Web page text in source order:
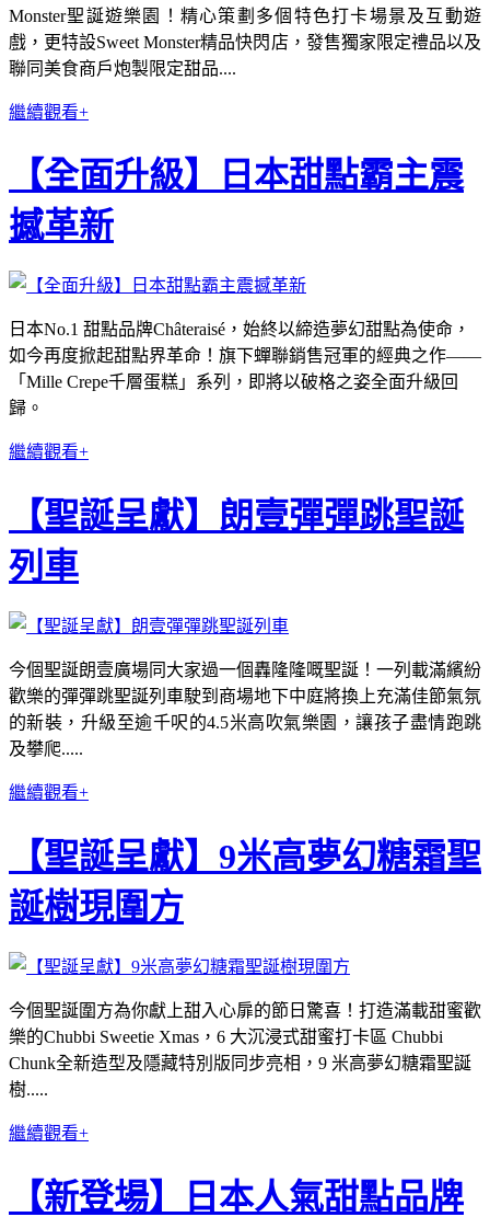
Monster聖誕遊樂園！精心策劃多個特色打卡場景及互動遊
戲，更特設Sweet Monster精品快閃店，發售獨家限定禮品以及
聯同美食商戶炮製限定甜品....
繼續觀看+
【全面升級】日本甜點霸主震
撼革新
日本No.1 甜點品牌Châteraisé，始終以締造夢幻甜點為使命，
如今再度掀起甜點界革命！旗下蟬聯銷售冠軍的經典之作——
「Mille Crepe千層蛋糕」系列，即將以破格之姿全面升級回
歸。
繼續觀看+
【聖誕呈獻】朗壹彈彈跳聖誕
列車
今個聖誕朗壹廣場同大家過一個轟隆隆嘅聖誕！一列載滿繽紛
歡樂的彈彈跳聖誕列車駛到商場地下中庭將換上充滿佳節氣氛
的新裝，升級至逾千呎的4.5米高吹氣樂園，讓孩子盡情跑跳
及攀爬.....
繼續觀看+
【聖誕呈獻】9米高夢幻糖霜聖
誕樹現圍方
今個聖誕圍方為你獻上甜入心扉的節日驚喜！打造滿載甜蜜歡
樂的Chubbi Sweetie Xmas，6 大沉浸式甜蜜打卡區 Chubbi
Chunk全新造型及隱藏特別版同步亮相，9 米高夢幻糖霜聖誕
樹.....
繼續觀看+
【新登場】日本人氣甜點品牌